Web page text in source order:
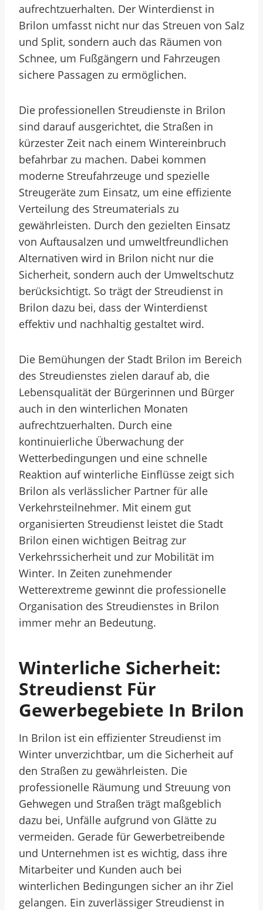
aufrechtzuerhalten. Der Winterdienst in
Brilon umfasst nicht nur das Streuen von Salz
und Split, sondern auch das Räumen von
Schnee, um Fußgängern und Fahrzeugen
sichere Passagen zu ermöglichen.
Die professionellen Streudienste in Brilon
sind darauf ausgerichtet, die Straßen in
kürzester Zeit nach einem Wintereinbruch
befahrbar zu machen. Dabei kommen
moderne Streufahrzeuge und spezielle
Streugeräte zum Einsatz, um eine effiziente
Verteilung des Streumaterials zu
gewährleisten. Durch den gezielten Einsatz
von Auftausalzen und umweltfreundlichen
Alternativen wird in Brilon nicht nur die
Sicherheit, sondern auch der Umweltschutz
berücksichtigt. So trägt der Streudienst in
Brilon dazu bei, dass der Winterdienst
effektiv und nachhaltig gestaltet wird.
Die Bemühungen der Stadt Brilon im Bereich
des Streudienstes zielen darauf ab, die
Lebensqualität der Bürgerinnen und Bürger
auch in den winterlichen Monaten
aufrechtzuerhalten. Durch eine
kontinuierliche Überwachung der
Wetterbedingungen und eine schnelle
Reaktion auf winterliche Einflüsse zeigt sich
Brilon als verlässlicher Partner für alle
Verkehrsteilnehmer. Mit einem gut
organisierten Streudienst leistet die Stadt
Brilon einen wichtigen Beitrag zur
Verkehrssicherheit und zur Mobilität im
Winter. In Zeiten zunehmender
Wetterextreme gewinnt die professionelle
Organisation des Streudienstes in Brilon
immer mehr an Bedeutung.
Winterliche Sicherheit:
Streudienst Für
Gewerbegebiete In Brilon
In Brilon ist ein effizienter Streudienst im
Winter unverzichtbar, um die Sicherheit auf
den Straßen zu gewährleisten. Die
professionelle Räumung und Streuung von
Gehwegen und Straßen trägt maßgeblich
dazu bei, Unfälle aufgrund von Glätte zu
vermeiden. Gerade für Gewerbetreibende
und Unternehmen ist es wichtig, dass ihre
Mitarbeiter und Kunden auch bei
winterlichen Bedingungen sicher an ihr Ziel
gelangen. Ein zuverlässiger Streudienst in